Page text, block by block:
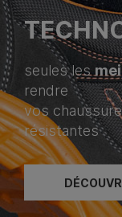
seules les
rendre
vos
résistantes